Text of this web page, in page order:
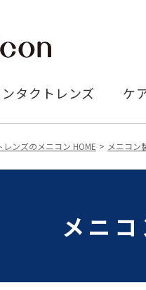
ンタクトレンズ ケ
レンズのメニコン HOME メニコン
メニ